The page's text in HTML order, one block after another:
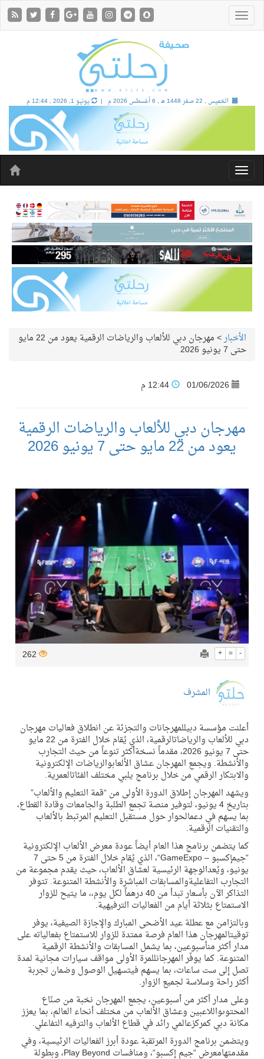
الخميس , 22 صفر 1448 هـ , 6 أغسطس 2026 م | يونيو 1, 2026 , 12:44 م
الأخبار> مهرجان دبي للألعاب والرياضات الرقمية يعود من 22 مايو
حتى 7 يونيو 2026
01/06/2026
مهرجان دبي للألعاب والرياضات الرقمية
يعود من 22 مايو حتى 7 يونيو 2026
+ = -
262
المشرف
أعلنت مؤسسة دبيللمهرجانات والتجزئةعن انطلاق فعاليات مهرجان
دبي للألعاب والرياضاتالرقمية،الذي يقامخلال الفترة من مايو
حتى يونيو مقدمانسخةأكثرتنوعامنحيث التجارب
والأنشطة. ويجمع المهرجانعشاق الألعابوالرياضات الإلكترونية
والابتكارالرقمي منخلال برنامج يلبي مختلف الفئاتالعمرية.
ويشهدالمهرجانإطلاق الدورة الأولى من “قمة التعليم والألعاب”
بتاريخ يونيو،لتوفيرمنصةتجمع الطلبة والجامعات وقادة القطاع،
بما يسهم في دعمالحوارحول مستقبل التعليم المرتبطبالألعاب
والتقنيات الرقمية.
كما يتضمن برنامجهذا العامأيضاعودة معرض الألعاب الإلكترونية
“جيمإكسبو–
GameExpo“،الذي يقامخلال الفترة من حتى
يونيو،ويعدالوجهة الرئيسية لعشاق الألعاب،حيث يقدم مجموعة من
التجارب التفاعليةوالمسابقات المباشرة والأنشطة المتنوعة.تتوفر
التذاكرالآن بأسعارتبدأمن درهمالكل يوم،،ما يتيح للزوار
الاستمتاع بثلاثةأيام من الفعاليات الترفيهية.
وبالتزامن مععطلةعيدالأضحى المباركوالإجازة الصيفية،يوفر
توقيتالمهرجانهذا العام فرصة ممتدة للزوارللاستمتاع بفعالياتهعلى
مدارأكثرمنأسبوعين،بما يشمل المسابقات والأنشطة الرقمية
المتنوعة.كما يوفرالمهرجانللمرة الأولى مواقف سيارات مجانية لمدة
تصلإلى ست ساعات،بما يسهم فيتسهيل الوصول وضمانتجربة
أكثرراحة وسلاسة لجميع الزوار.
وعلى مدارأكثرمنأسبوعين،يجمع المهرجان نخبة من صناع
المحتوىواللاعبين وعشاق الألعاب من مختلفأنحاء العالم،بما يعزز
مكانة دبيكمركزعالميرائدفي قطاع الألعاب والترفيه التفاعلي.
ويتضمن برنامج الدورة المرتقبةعودةأبرزالفعاليات الرئيسية،وفي
مقدمتهامعرض “جيمإكسبو“،ومنافسات Play Beyond،وبطولة